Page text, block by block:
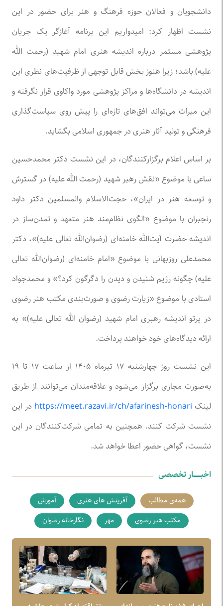
دانشجویان و فعالان حوزه فرهنگ و هنر برای حضور در این
نشست اظهار کرد: امیدواریم این برنامه آغازگر یک جریان
پژوهشی مستمر درباره اندیشه هنری امام شهید (رحمت الله
علیه) باشد؛ زیرا هنوز بخش قابل توجهی از ظرفیت‌های نظری این
اندیشه در دانشگاه‌ها و مراکز پژوهشی مورد واکاوی قرار نگرفته و
این میراث می‌تواند افق‌های تازه‌ای را پیش روی سیاست‌گذاری
فرهنگی و تولید آثار هنری در جمهوری اسلامی بگشاید.
بر اساس اعلام برگزارکنندگان، در این نشست دکتر محمدحسین
ساعی با موضوع «نقش رهبر شهید (رحمت الله علیه) در گسترش
و توسعه هنر در ایران»، حجت‌الاسلام والمسلمین دکتر داود
رنجبران با موضوع «الگوی نظام‌مند هنر متعهد و تمدن‌ساز در
اندیشه حضرت آیت‌الله خامنه‌ای (رضوان‌الله تعالی علیه)»، دکتر
محمدعلی روزبهانی با موضوع «امام خامنه‌ای (رضوان‌الله تعالی
علیه) چگونه رژیم شنیدن و دیدن را دگرگون کرد؟» و محمدجواد
استادی با موضوع «زیارت رضوی و صورت‌بندی مکتب هنر رضوی
در پرتو اندیشه رهبری امام شهید (رضوان الله تعالی علیه)» به
ارائه دیدگاه‌های خود خواهند پرداخت.
این نشست روز چهارشنبه ۱۷ تیرماه ۱۴۰۵ از ساعت ۱۷ تا ۱۹
به‌صورت مجازی برگزار می‌شود و علاقه‌مندان می‌توانند از طریق
لینک https://meet.razavi.ir/ch/afarinesh-honari در این
نشست شرکت کنند. همچنین به تمامی شرکت‌کنندگان در این
نشست، گواهی حضور اعطا خواهد شد.
اخبـــــــار تخصصی
همه‌ی مطالب آفرینش های هنری
آموزش
مکتب هنر رضوی
مهر نگارخانه رضوان